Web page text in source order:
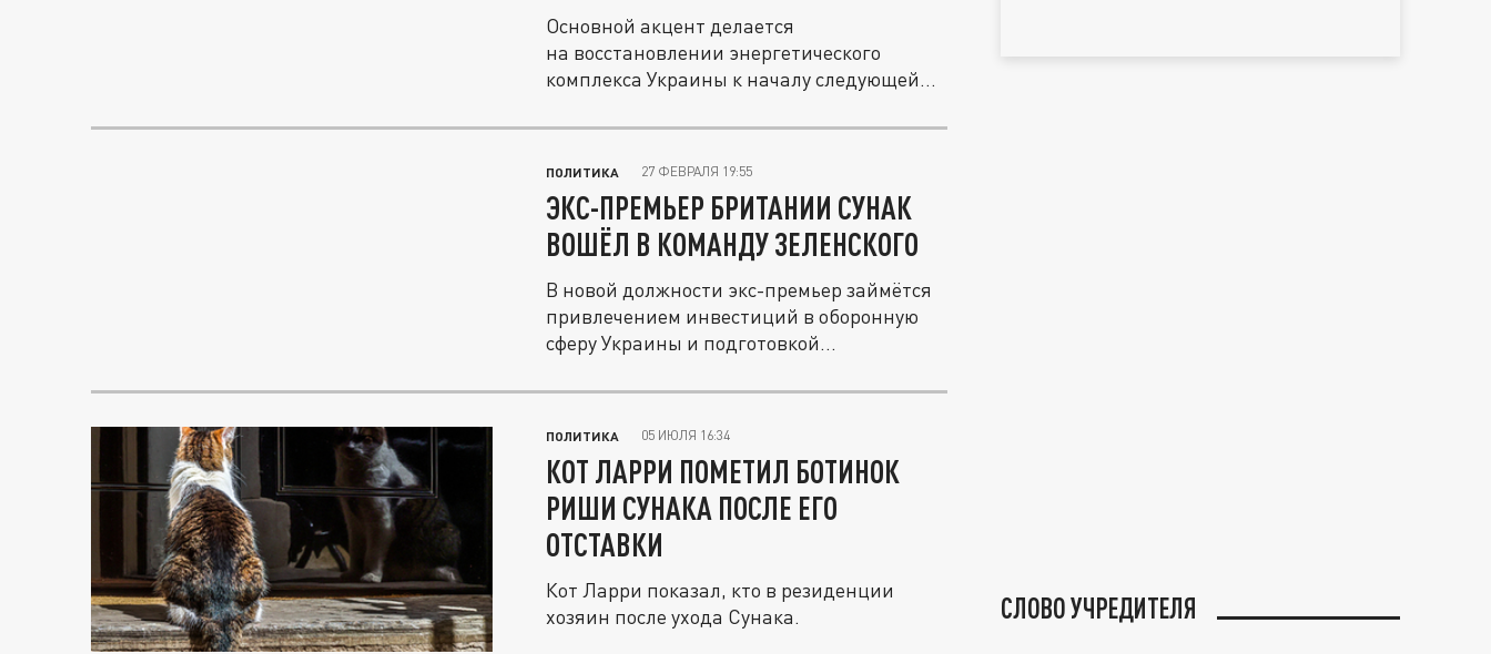
Основной акцент делается
на восстановлении энергетического
комплекса Украины к началу следующей
ПОЛИТИКА 27 ФЕВРАЛЯ 19:55
ЭКС-ПРЕМЬЕР БРИТАНИИ СУНАК
ВОШЁЛ В КОМАНДУ ЗЕЛЕНСКОГО
В новой должности экс-премьер займётся
привлечением инвестиций в оборонную
сферу Украины и подготовкой...
ПОЛИТИКА 05 ИЮЛЯ 16:34
КОТ ЛАРРИ ПОМЕТИЛ БОТИНОК
РИШИ СУНАКА ПОСЛЕ ЕГО
ОТСТАВКИ
Кот Ларри показал, кто в резиденции
хозяин после ухода Сунака.
СЛОВО УЧРЕДИТЕЛЯ